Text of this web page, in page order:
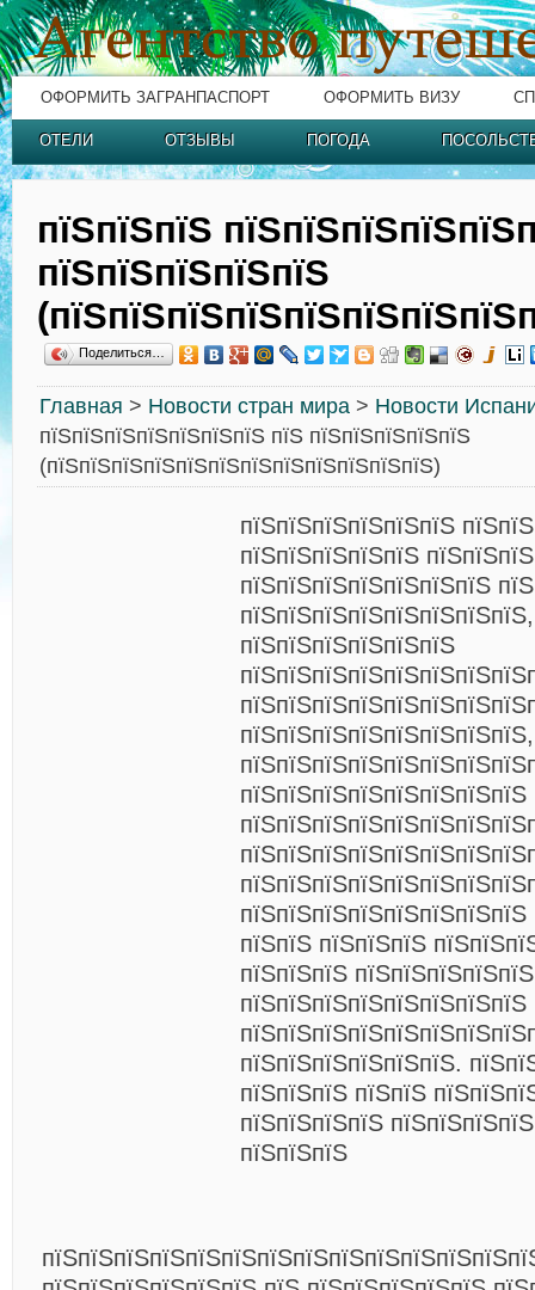
ОФОРМИТЬ ЗАГРАНПАСПОРТ ОФОРМИТЬ ВИЗУ
ОТЕЛИ ОТЗЫВЫ ПОГОДА
пїЅпїЅпїЅ
пїЅпїЅпїЅпїЅпїЅ
Поделиться…
Главная > Новости стран мира > Новости
пїЅпїЅпїЅпїЅпїЅпїЅпїЅ пїЅ пїЅпїЅпїЅпїЅпїЅ
(пїЅпїЅпїЅпїЅпїЅпїЅпїЅпїЅпїЅпїЅпїЅпїЅ)
пїЅпїЅпїЅпїЅпїЅпїЅ
пїЅпїЅпїЅпїЅпїЅ
пїЅпїЅпїЅпїЅпїЅпїЅпїЅ пїЅ
пїЅпїЅпїЅпїЅпїЅпїЅ
пїЅпїЅпїЅпїЅпїЅпїЅпїЅпїЅ,
пїЅпїЅпїЅпїЅпїЅпїЅпїЅпїЅ
пїЅпїЅ пїЅпїЅпїЅ
пїЅпїЅпїЅ
пїЅпїЅпїЅпїЅпїЅпїЅпїЅпїЅ
пїЅпїЅпїЅпїЅпїЅпїЅ.
пїЅпїЅпїЅ пїЅпїЅ
пїЅпїЅпїЅпїЅ
пїЅпїЅпїЅ